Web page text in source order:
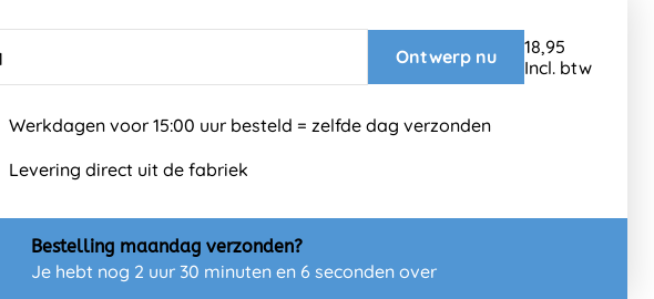
Ontwerp nu
18,95
Incl. btw
Werkdagen voor 15:00 uur besteld = zelfde dag verzonden
Levering direct uit de fabriek
Bestelling maandag verzonden?
Je hebt nog 2 uur 30 minuten en 4 seconden over